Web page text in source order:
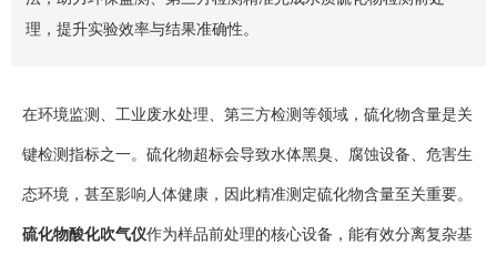
理，提升实验效率与结果准确性。
在环境监测、工业废水处理、第三方检测等领域，硫化物含量是关
键检测指标之一。硫化物超标会导致水体黑臭、腐蚀设备、危害生
态环境，甚至影响人体健康，因此精准测定硫化物含量至关重要。
硫化物酸化吹气仪作为样品前处理的核心设备，能有效分离复杂基